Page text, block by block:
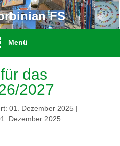
FS
Menü
das
2027
01. Dezember 2025 |
Dezember 2025